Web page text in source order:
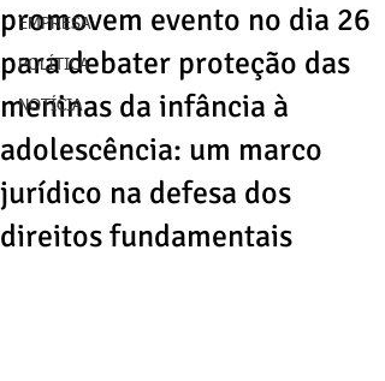
EMPRESA
POLÍTICA
NOTÍCIA
promovem evento no dia 26
para debater proteção das
meninas da infância à
adolescência: um marco
jurídico na defesa dos
direitos fundamentais